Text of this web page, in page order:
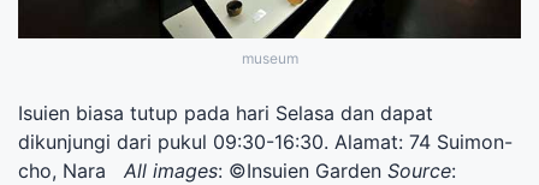
museum
Isuien biasa tutup pada hari Selasa dan dapat
dikunjungi dari pukul 09:30-16:30. Alamat: 74 Suimon-
cho, Nara All images: ©Insuien Garden Source: